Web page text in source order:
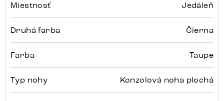
Miestnosť Jedáleň
Druhá farba Čierna
Farba Taupe
Typ nohy Konzolová noha plochá